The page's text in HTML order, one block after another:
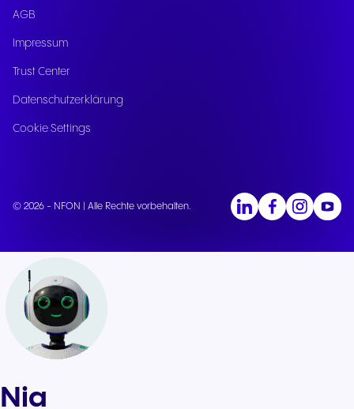
AGB
Impressum
Trust Center
Datenschutzerklärung
Cookie Settings
© 2026 - NFON | Alle Rechte vorbehalten.